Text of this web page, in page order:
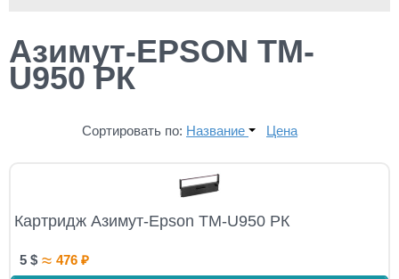
Азимут-EPSON TM-
U950 РК
Сортировать по: Название Цена
Картридж Азимут-Epson TM-U950 РК
5 $ ≈ 476 ₽